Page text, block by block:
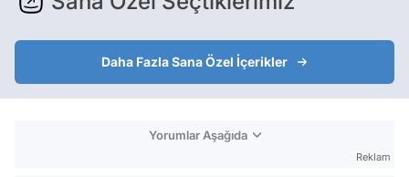
Daha Fazla Sana Özel İçerikler
Yorumlar Aşağıda
Reklam